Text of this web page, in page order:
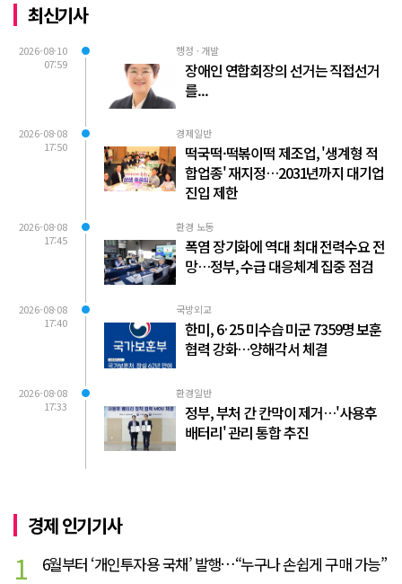
최신기사
2026-08-10
07:59
행정 · 개발
장애인 연합회장의 선거는 직접선거
를...
2026-08-08
17:50
경제일반
떡국떡·떡볶이떡 제조업, '생계형 적
합업종' 재지정…2031년까지 대기업
진입 제한
2026-08-08
17:45
환경 노동
폭염 장기화에 역대 최대 전력수요 전
망…정부, 수급 대응체계 집중 점검
2026-08-08
17:40
국방외교
한미, 6·25 미수습 미군 7359명 보훈
협력 강화…양해각서 체결
2026-08-08
17:33
환경일반
정부, 부처 간 칸막이 제거…'사용후
배터리' 관리 통합 추진
경제 인기기사
1 6월부터 ‘개인투자용 국채’ 발행…“누구나 손쉽게 구매 가능”